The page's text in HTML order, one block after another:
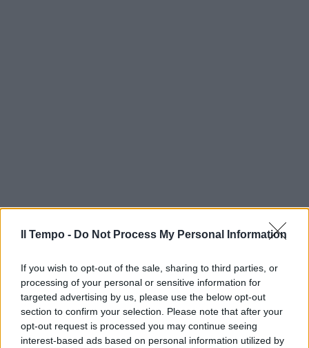
Il Tempo - Do Not Process My Personal Information
If you wish to opt-out of the sale, sharing to third parties, or
processing of your personal or sensitive information for
targeted advertising by us, please use the below opt-out
section to confirm your selection. Please note that after your
opt-out request is processed you may continue seeing
interest-based ads based on personal information utilized by